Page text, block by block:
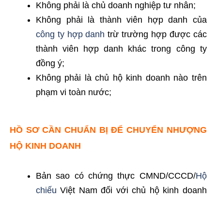
Không phải là chủ doanh nghiệp tư nhân;
Không phải là thành viên hợp danh của
công ty hợp danh trừ trường hợp được các
thành viên hợp danh khác trong công ty
đồng ý;
Không phải là chủ hộ kinh doanh nào trên
phạm vi toàn nước;
HỒ SƠ CẦN CHUẨN BỊ ĐỂ CHUYỂN NHƯỢNG
HỘ KINH DOANH
Bản sao có chứng thực CMND/CCCD/Hộ
chiếu Việt Nam đối với chủ hộ kinh doanh